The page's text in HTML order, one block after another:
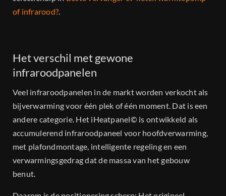
of infrarood?
Het verschil met gewone
infraroodpanelen
Veel infraroodpanelen in de markt worden verkocht als
bijverwarming voor één plek of één moment. Dat is een
andere categorie. Het iHeatpanel© is ontwikkeld als
accumulerend infraroodpaneel voor hoofdverwarming,
met plafondmontage, intelligente regeling en een
verwarmingsgedrag dat de massa van het gebouw
benut.